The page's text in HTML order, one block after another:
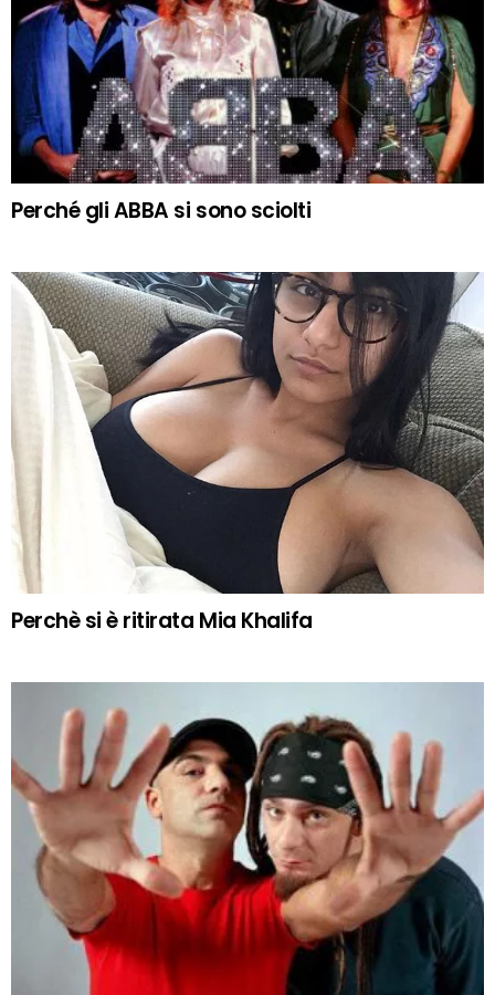
Perché gli ABBA si sono sciolti
Perchè si è ritirata Mia Khalifa